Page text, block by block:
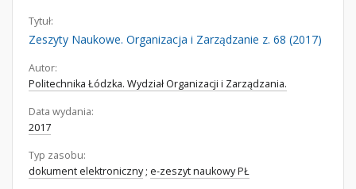
Tytuł:
Zeszyty Naukowe. Organizacja i Zarządzanie z. 68 (2017)
Autor:
Politechnika Łódzka. Wydział Organizacji i Zarządzania.
Data wydania:
2017
Typ zasobu:
dokument elektroniczny; e-zeszyt naukowy PŁ